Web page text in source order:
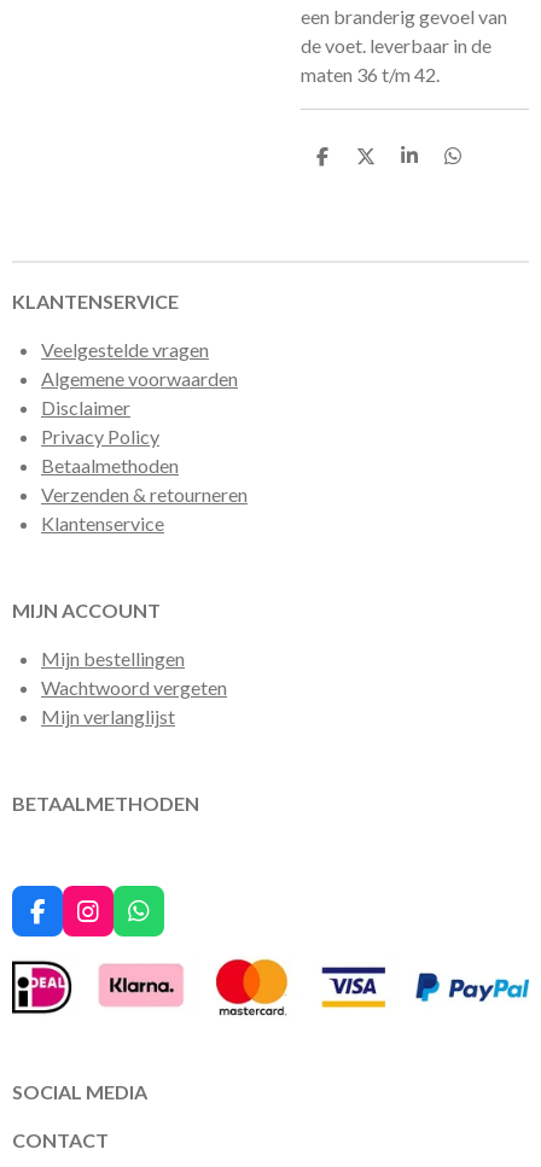
een branderig gevoel van
de voet. leverbaar in de
maten 36 t/m 42.
D
D
S
D
KLANTENSERVICE
Veelgestelde vragen
Algemene voorwaarden
Disclaimer
Privacy Policy
Betaalmethoden
Verzenden & retourneren
Klantenservice
MIJN ACCOUNT
Mijn bestellingen
Wachtwoord vergeten
Mijn verlanglijst
BETAALMETHODEN
F
a
c
e
b
k
I
n
a
m
W
h
a
t
s
p
SOCIAL MEDIA
CONTACT